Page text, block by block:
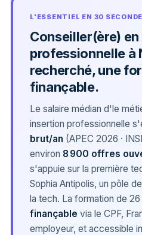
L'ESSENTIEL EN 30
Conseiller(ère)
professionnelle à
recherché, une
finançable.
Le salaire médian d'le
insertion professionnelle
brut/an (APEC 2026 ·
environ 8 900 offres
s'appuie sur la première
Sophia Antipolis, un pôle
la tech. La formation de
finançable via le CPF,
employeur, et accessible